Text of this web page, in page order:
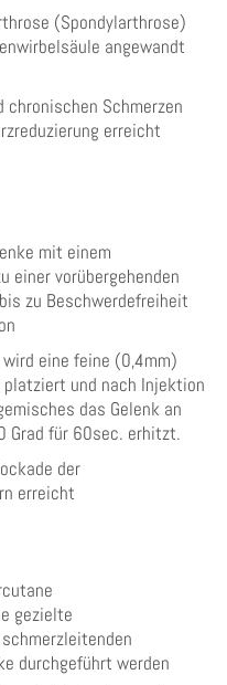
(Spondylarthrose)
angewandt
chronischen Schmerzen
erreicht
mit einem
einer vorübergehenden
zu Beschwerdefreiheit
eine feine (0,4mm)
und nach Injektion
das Gelenk an
Grad für 60sec. erhitzt.
der
erreicht
gezielte
durchgeführt werden